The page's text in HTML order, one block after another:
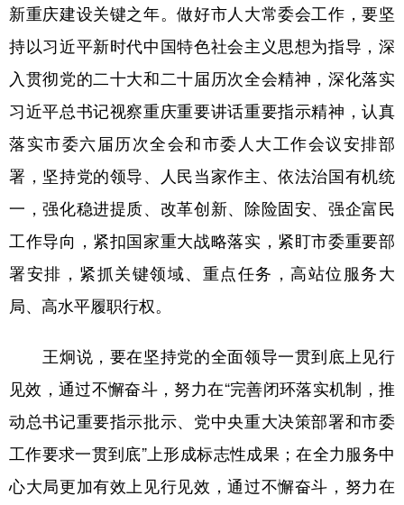
新重庆建设关键之年。做好市人大常委会工作，要坚
持以习近平新时代中国特色社会主义思想为指导，深
入贯彻党的二十大和二十届历次全会精神，深化落实
习近平总书记视察重庆重要讲话重要指示精神，认真
落实市委六届历次全会和市委人大工作会议安排部
署，坚持党的领导、人民当家作主、依法治国有机统
一，强化稳进提质、改革创新、除险固安、强企富民
工作导向，紧扣国家重大战略落实，紧盯市委重要部
署安排，紧抓关键领域、重点任务，高站位服务大
局、高水平履职行权。
王炯说，要在坚持党的全面领导一贯到底上见行
见效，通过不懈奋斗，努力在“完善闭环落实机制，推
动总书记重要指示批示、党中央重大决策部署和市委
工作要求一贯到底”上形成标志性成果；在全力服务中
心大局更加有效上见行见效，通过不懈奋斗，努力在